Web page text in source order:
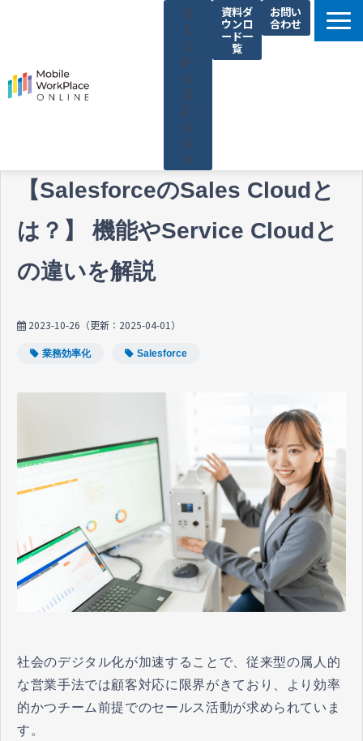
0
1
2
0-
6
8
2-
0
8
9
資料ダ
ウンロ
ード一
覧
お問い
合わせ
製品サービス一覧
コネクシオの強み
セミナー・イベント情報
運営会社
【SalesforceのSales Cloudと
は？】 機能やService Cloudと
の違いを解説
2023-10-26 （更新： 2025-04-01 ）
業務効率化 Salesforce
社会のデジタル化が加速することで、従来型の属人的
な営業手法では顧客対応に限界がきており、より効率
的かつチーム前提でのセールス活動が求められていま
す。